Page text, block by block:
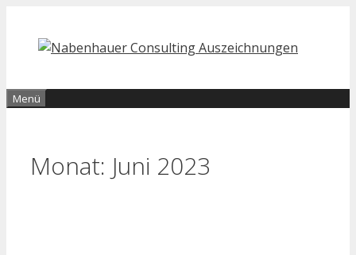
Inhalt
springen
Menü
Monat: Juni 2023